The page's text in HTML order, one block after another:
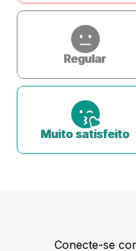
Regular
Muito satisfeito
Conecte-se